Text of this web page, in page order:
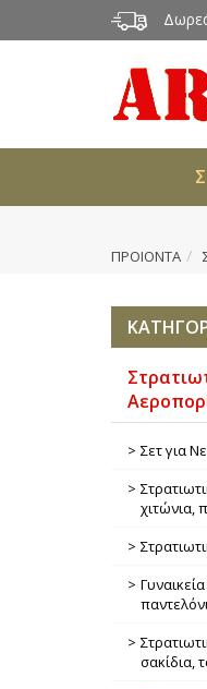
ΠΡΟΙΟΝΤΑ
Σετ για
χιτώνια,
σακίδια,